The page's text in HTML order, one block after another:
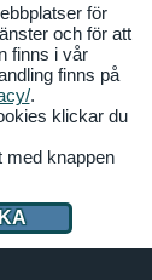
Tillgänglighet
för
och för att
finns i vår
finns på
.
klickar du
med knappen